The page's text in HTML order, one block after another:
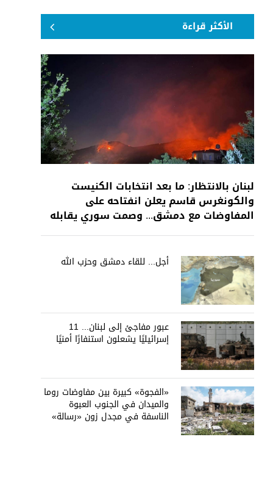
الأكثر قراءة
لبنان بالانتظار: ما بعد انتخابات الكنيست
والكونغرس قاسم يعلن انفتاحه على
المفاوضات مع دمشق... وصمت سوري يقابله
أجل... للقاء دمشق وحزب الله
عبور مفاجئ إلى لبنان... 11
إسرائيليًا يشعلون استنفارًا أمنيًا
«الفجوة» كبيرة بين مفاوضات روما
والميدان في الجنوب العبوة
الناسفة في مجدل زون «رسالة»